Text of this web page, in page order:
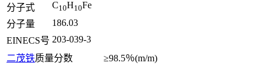
分子式 C10H10Fe
分子量
186.03
EINECS号 203-039-3
二茂铁质量分数
≥98.5％(m/m)